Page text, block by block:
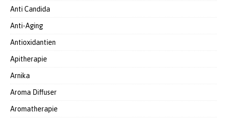
Anti Candida
Anti-Aging
Antioxidantien
Apitherapie
Arnika
Aroma Diffuser
Aromatherapie